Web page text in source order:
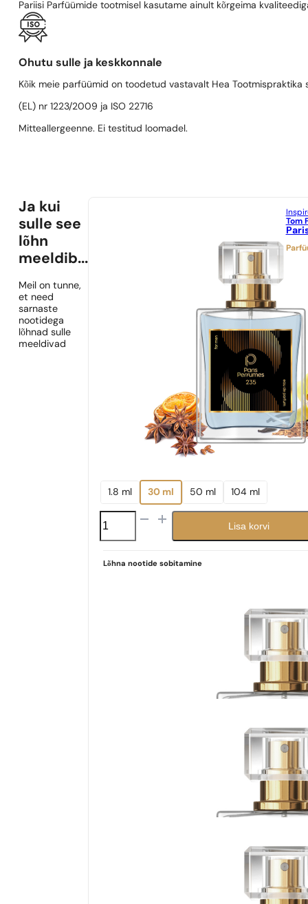
Pariisi Parfüümide tootmisel kasutame ainult kõrgeima
Ohutu sulle ja keskkonnale
Kõik meie parfüümid on toodetud vastavalt Hea Tootmispraktika
(EL) nr 1223/2009 ja ISO 22716
Mitteallergeenne. Ei testitud loomadel.
Ja kui
sulle see
lõhn
meeldib...
Meil on tunne,
et need
sarnaste
nootidega
lõhnad sulle
meeldivad
Tom
1.8 ml 30 ml 50 ml 104 ml
235
kogus
Lisa korvi
Lõhna nootide sobitamine